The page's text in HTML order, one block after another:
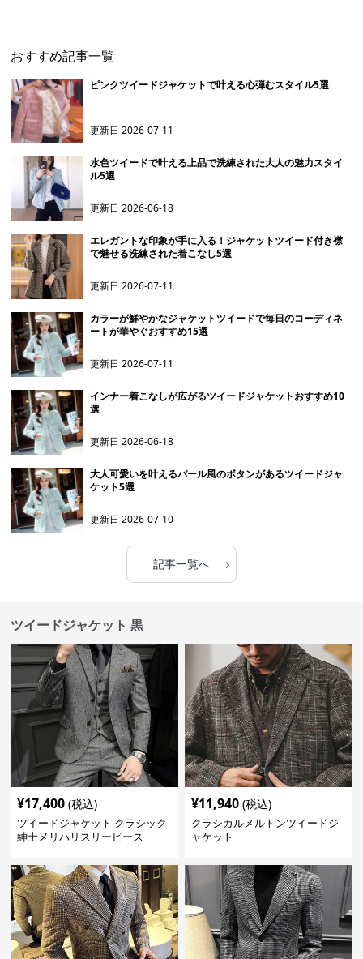
おすすめ記事一覧
ピンクツイードジャケットで叶える心弾むスタイル5選
更新日2026-07-11
水色ツイードで叶える上品で洗練された大人の魅力スタイ
ル5選
更新日2026-06-18
エレガントな印象が手に入る！ジャケットツイード付き襟
で魅せる洗練された着こなし5選
更新日2026-07-11
カラーが鮮やかなジャケットツイードで毎日のコーディネ
ートが華やぐおすすめ15選
更新日2026-07-11
インナー着こなしが広がるツイードジャケットおすすめ10
選
更新日2026-06-18
大人可愛いを叶えるパール風のボタンがあるツイードジャ
ケット5選
更新日2026-07-10
記事一覧へ ›
ツイードジャケット 黒
¥17,400 (税込)
ツイードジャケット クラシック
紳士メリハリスリーピース
¥11,940 (税込)
クラシカルメルトンツイードジ
ャケット